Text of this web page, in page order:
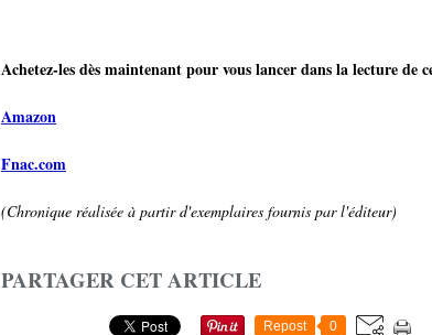
Achetez-les dès maintenant pour vous lancer dans la lecture de
Amazon
Fnac.com
(Chronique réalisée à partir d'exemplaires fournis par l'éditeur)
PARTAGER CET ARTICLE
Repost 0